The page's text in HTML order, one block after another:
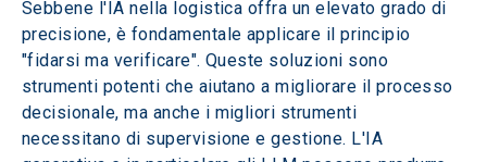
Sebbene l'IA nella logistica offra un elevato grado di
precisione, è fondamentale applicare il principio
"fidarsi ma verificare". Queste soluzioni sono
strumenti potenti che aiutano a migliorare il processo
decisionale, ma anche i migliori strumenti
necessitano di supervisione e gestione. L'IA